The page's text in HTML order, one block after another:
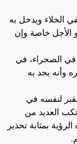
الخلاء ويدخل به
الأجل خاصة وإن
في الصحراء، في
وأنه يجد به
لنفسه في
العديد من
بمثابة تحذير